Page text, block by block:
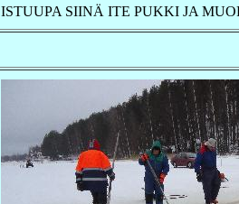
ISTUUPA SIINÄ ITE PUKKI JA